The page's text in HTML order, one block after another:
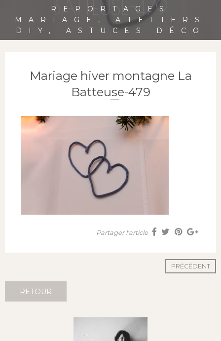
BATTEUSE-479
REPORTAGES
MARIAGE, ATELIERS
DIY, ASTUCES DÉCO
Mariage hiver montagne La
Batteuse-479
Partager l'article
PRÉCÉDENT
RETOUR